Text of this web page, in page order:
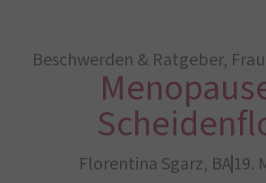
Beschwerden & Ratgeber,
Florentina Sgarz, BA19.